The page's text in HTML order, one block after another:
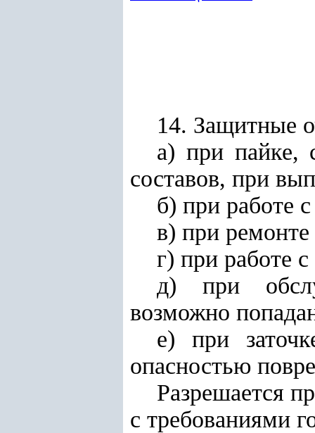
14. Защитные
а) при пайке,
составов, при
б) при работе
в) при ремонте
г) при работе
д) при
возможно
е) при
опасностью
Разрешается
с требованиями